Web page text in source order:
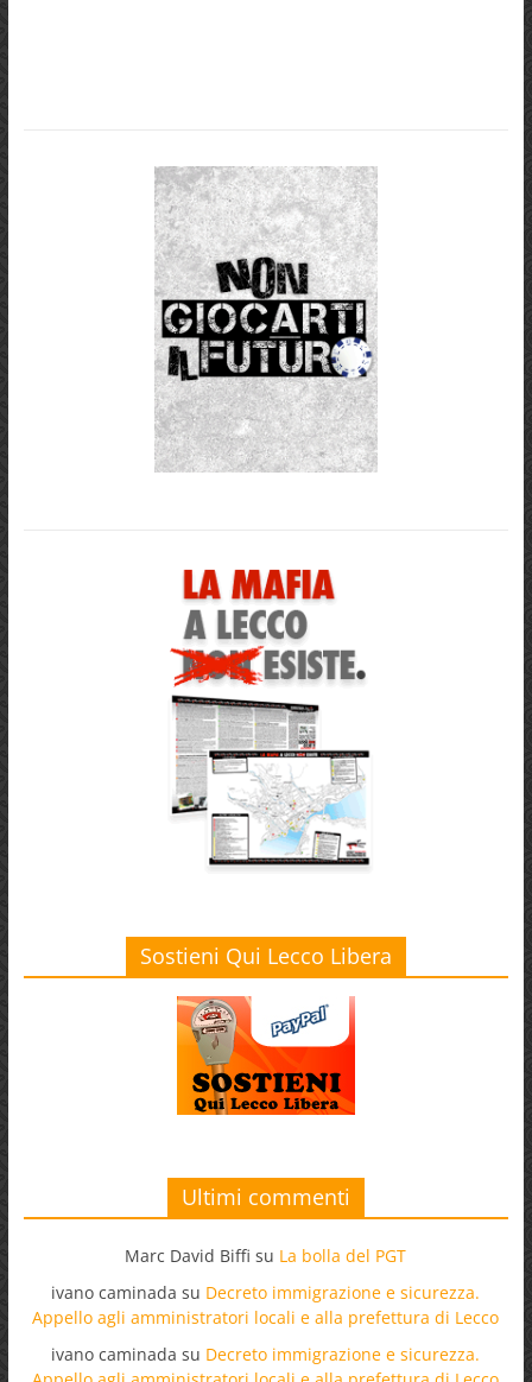
Sostieni Qui Lecco Libera
Ultimi commenti
Marc David Biffi su La bolla del PGT
ivano caminada su Decreto immigrazione e sicurezza.
Appello agli amministratori locali e alla prefettura di Lecco
ivano caminada su Decreto immigrazione e sicurezza.